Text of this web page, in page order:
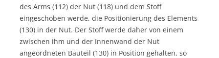
des Arms (112) der Nut (118) und dem Stoff
eingeschoben werde, die Positionierung des Elements
(130) in der Nut. Der Stoff werde daher von einem
zwischen ihm und der Innenwand der Nut
angeordneten Bauteil (130) in Position gehalten, so